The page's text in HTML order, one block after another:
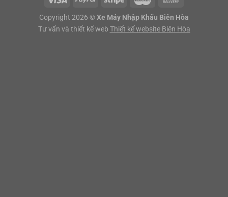
Copyright 2026 © Xe Máy Nhập Khẩu Biên Hòa
Tư vấn và thiết kế web Thiết kế website Biên Hòa